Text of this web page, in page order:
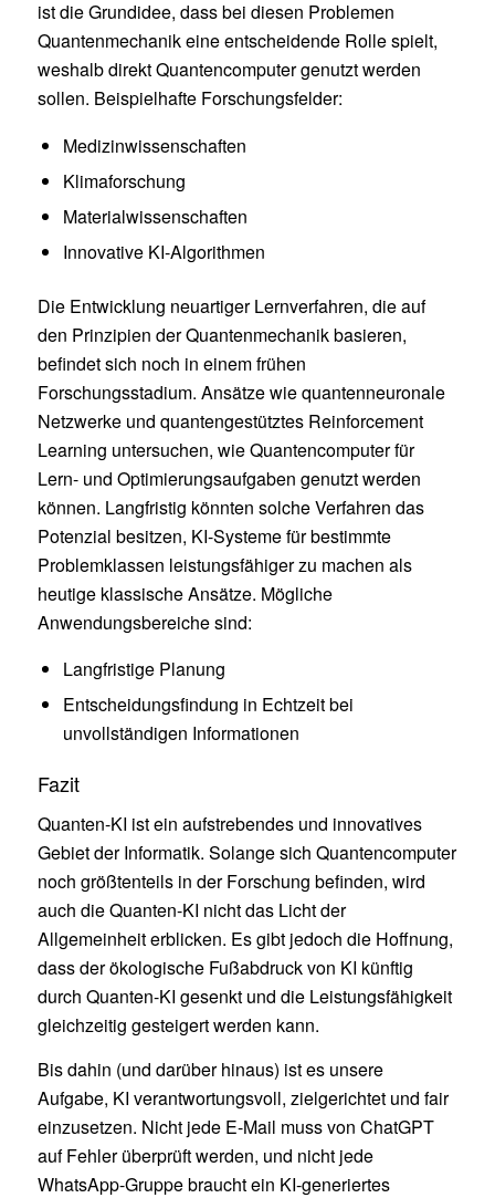
ist die Grundidee, dass bei diesen Problemen
Quantenmechanik eine entscheidende Rolle spielt,
weshalb direkt Quantencomputer genutzt werden
sollen. Beispielhafte Forschungsfelder:
Medizinwissenschaften
Klimaforschung
Materialwissenschaften
Innovative KI-Algorithmen
Die Entwicklung neuartiger Lernverfahren, die auf
den Prinzipien der Quantenmechanik basieren,
befindet sich noch in einem frühen
Forschungsstadium. Ansätze wie quantenneuronale
Netzwerke und quantengestütztes Reinforcement
Learning untersuchen, wie Quantencomputer für
Lern- und Optimierungsaufgaben genutzt werden
können. Langfristig könnten solche Verfahren das
Potenzial besitzen, KI-Systeme für bestimmte
Problemklassen leistungsfähiger zu machen als
heutige klassische Ansätze. Mögliche
Anwendungsbereiche sind:
Langfristige Planung
Entscheidungsfindung in Echtzeit bei
unvollständigen Informationen
Fazit
Quanten-KI ist ein aufstrebendes und innovatives
Gebiet der Informatik. Solange sich Quantencomputer
noch größtenteils in der Forschung befinden, wird
auch die Quanten-KI nicht das Licht der
Allgemeinheit erblicken. Es gibt jedoch die Hoffnung,
dass der ökologische Fußabdruck von KI künftig
durch Quanten-KI gesenkt und die Leistungsfähigkeit
gleichzeitig gesteigert werden kann.
Bis dahin (und darüber hinaus) ist es unsere
Aufgabe, KI verantwortungsvoll, zielgerichtet und fair
einzusetzen. Nicht jede E-Mail muss von ChatGPT
auf Fehler überprüft werden, und nicht jede
WhatsApp-Gruppe braucht ein KI-generiertes